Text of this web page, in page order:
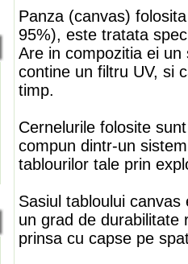
Panza (canvas)
95%), este tratata
Are in compozitia ei
contine un filtru UV, si
timp.
Cernelurile folosite
compun dintr-un
tablourilor tale prin
Sasiul tabloului
un grad de durabilitate
prinsa cu capse pe